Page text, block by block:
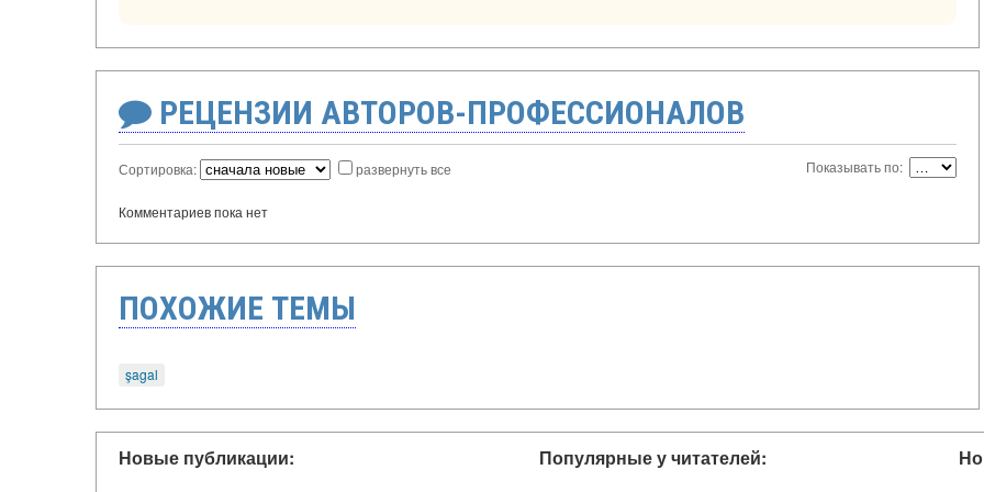
РЕЦЕНЗИИ АВТОРОВ-ПРОФЕССИОНАЛОВ
Сортировка: развернуть все Показывать по:
Комментариев пока нет
ПОХОЖИЕ ТЕМЫ
şagal
Новые публикации: Популярные у читателей: